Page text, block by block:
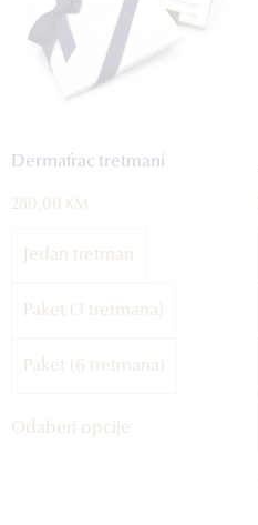
Dermafrac tretmani
280,00 KM
Jedan tretman
Paket (3 tretmana)
Paket (6 tretmana)
Odaberi opcije